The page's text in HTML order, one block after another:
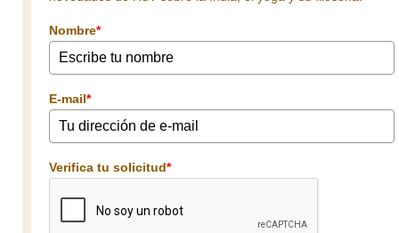
Nombre*
E-mail*
Verifica tu solicitud*